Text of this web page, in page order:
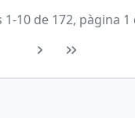
1-10 de 172, pàgina 1